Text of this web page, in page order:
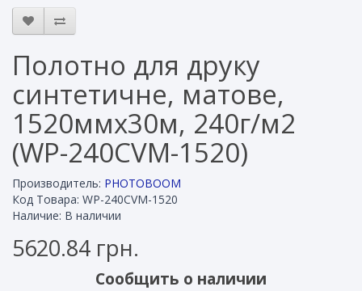
Полотно для друку
синтетичне, матове,
1520ммх30м, 240г/м2
(WP-240CVM-1520)
Производитель: PHOTOBOOM
Код Товара: WP-240CVM-1520
Наличие: В наличии
5620.84 грн.
Сообщить о наличии